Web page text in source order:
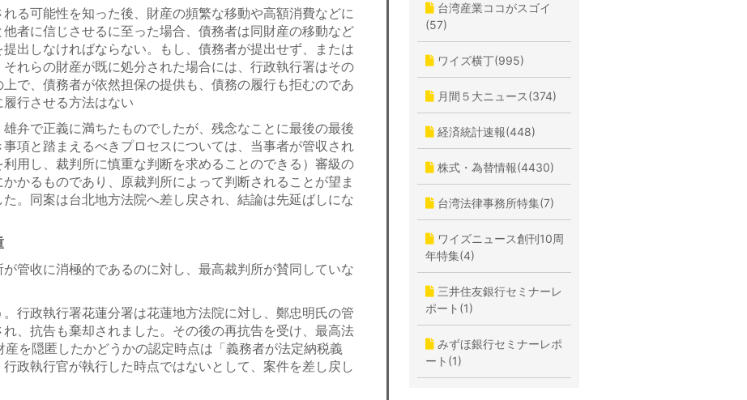
る可能性を知った後、財産の頻繁な移動や高額消費などに
者に信じさせるに至った場合、債務者は同財産の移動など
出しなければならない。もし、債務者が提出せず、または
れらの財産が既に処分された場合には、行政執行署はその
で、債務者が依然担保の提供も、債務の履行も拒むのであ
行させる方法はない
弁で正義に満ちたものでしたが、残念なことに最後の最後
項と踏まえるべきプロセスについては、当事者が管収され
用し、裁判所に慎重な判断を求めることのできる）審級の
かるものであり、原裁判所によって判断されることが望ま
。同案は台北地方法院へ差し戻され、結論は先延ばしにな
管收に消極的であるのに対し、最高裁判所が賛同していな
行政執行署花蓮分署は花蓮地方法院に対し、鄭忠明氏の管
、抗告も棄却されました。その後の再抗告を受け、最高法
産を隠匿したかどうかの認定時点は「義務者が法定納税義
政執行官が執行した時点ではないとして、案件を差し戻し
台湾産業ココがスゴイ
(57)
ワイズ横丁(995)
月間５大ニュース(374)
経済統計速報(448)
株式・為替情報(4430)
台湾法律事務所特集(7)
ワイズニュース創刊10周
年特集(4)
三井住友銀行セミナーレ
ポート(1)
みずほ銀行セミナーレポ
ート(1)